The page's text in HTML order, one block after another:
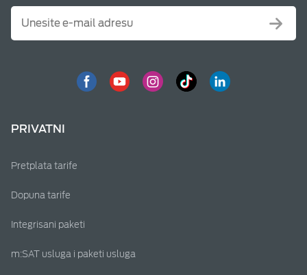
PRIVATNI
Pretplata tarife
Dopuna tarife
Integrisani paketi
m:SAT usluga i paketi usluga